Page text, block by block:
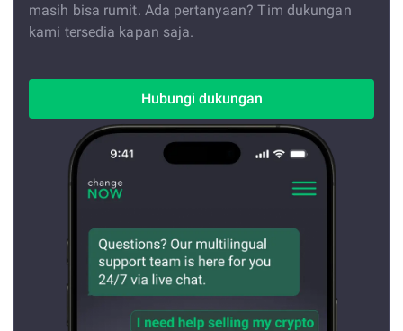
masih bisa rumit. Ada pertanyaan? Tim dukungan
kami tersedia kapan saja.
Hubungi dukungan